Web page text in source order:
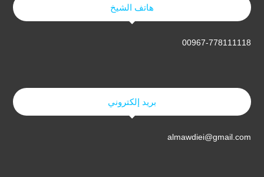
هاتف الشيخ
00967-778111118
بريد إلكتروني
almawdiei@gmail.com